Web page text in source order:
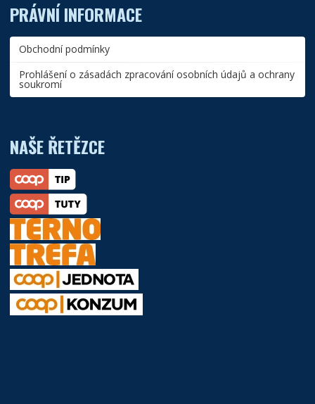
PRÁVNÍ INFORMACE
Obchodní podmínky
Prohlášení o zásadách zpracování osobních údajů a ochrany
soukromí
NAŠE ŘETĚZCE